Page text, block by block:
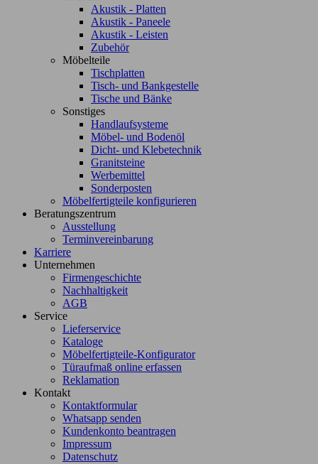
Akustik - Platten
Akustik - Paneele
Akustik - Leisten
Zubehör
Möbelteile
Tischplatten
Tisch- und Bankgestelle
Tische und Bänke
Sonstiges
Handlaufsysteme
Möbel- und Bodenöl
Dicht- und Klebetechnik
Granitsteine
Werbemittel
Sonderposten
Möbelfertigteile konfigurieren
Beratungszentrum
Ausstellung
Terminvereinbarung
Karriere
Unternehmen
Firmengeschichte
Nachhaltigkeit
AGB
Service
Lieferservice
Kataloge
Möbelfertigteile-Konfigurator
Türaufmaß online erfassen
Reklamation
Kontakt
Kontaktformular
Whatsapp senden
Kundenkonto beantragen
Impressum
Datenschutz